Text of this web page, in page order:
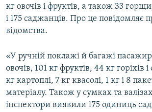
кг овочів і фруктів, а також 33
і 175 саджанців. Про це повідомляє
відомства.
«У ручній поклажі й багажі
овочів, 101 кг фруктів, 44 кг горіхів
кг картоплі, 7 кг квасолі, 1 кг і 8
матеріалу. Також у сумках та
інспектори виявили 175 одиниць